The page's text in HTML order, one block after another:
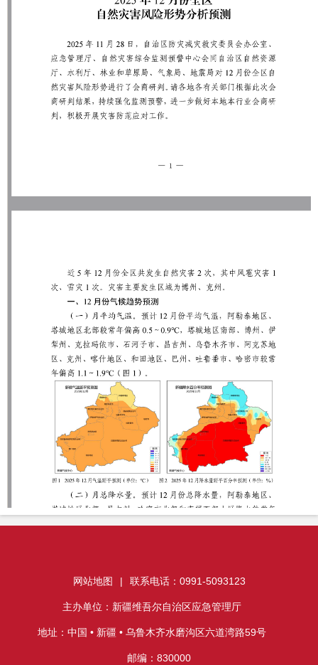
网站地图 | 联系电话：0991-5093123
主办单位：新疆维吾尔自治区应急管理厅
地址：中国 • 新疆 • 乌鲁木齐水磨沟区六道湾路59号
邮编：830000